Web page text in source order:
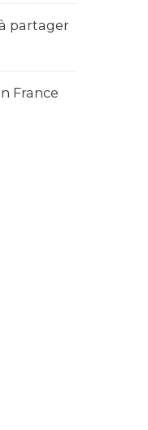
partager
France